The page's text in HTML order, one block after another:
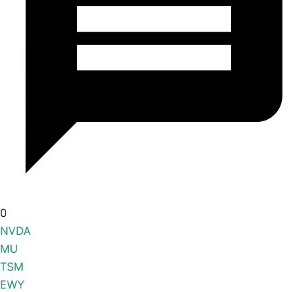
0
NVDA
MU
TSM
EWY